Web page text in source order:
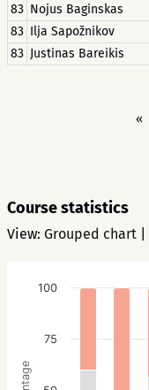
83 Nojus Baginskas
83 Ilja Sapožnikov
83 Justinas Bareikis
Course statistics
View: Grouped chart
75
100